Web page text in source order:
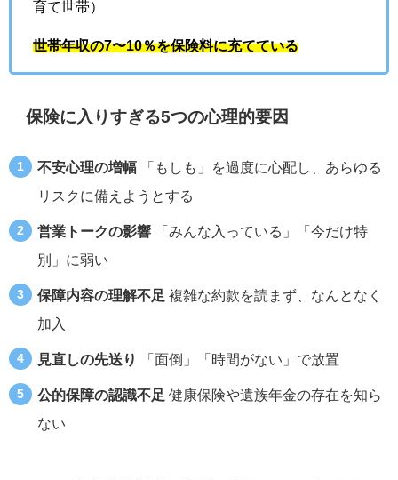
育て世帯）
世帯年収の7〜10％を保険料に充てている
保険に入りすぎる5つの心理的要因
不安心理の増幅
「もしも」を過度に心配し、あらゆる
リスクに備えようとする
営業トークの影響
「みんな入っている」「今だけ特
別」に弱い
保障内容の理解不足 複雑な約款を読まず、なんとなく
加入
見直しの先送り 「面倒」「時間がない」で放置
公的保障の認識不足 健康保険や遺族年金の存在を知ら
ない